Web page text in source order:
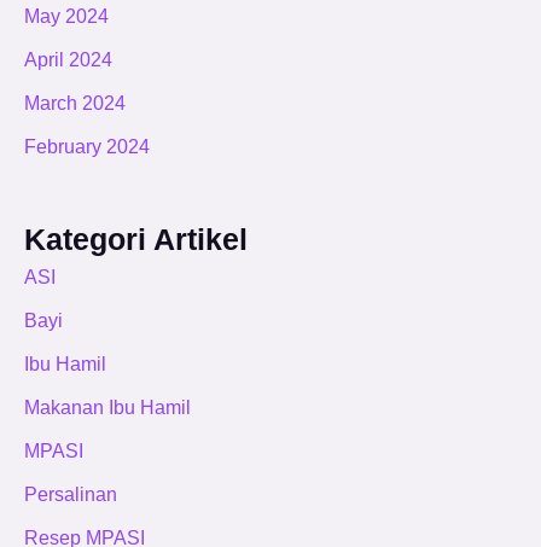
May 2024
April 2024
March 2024
February 2024
Kategori Artikel
ASI
Bayi
Ibu Hamil
Makanan Ibu Hamil
MPASI
Persalinan
Resep MPASI